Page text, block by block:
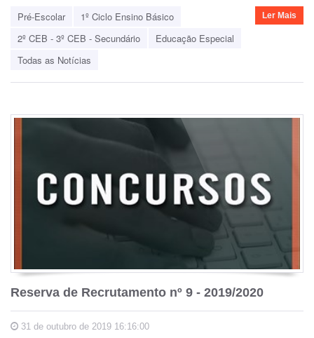
Pré-Escolar
1º Ciclo Ensino Básico
2º CEB - 3º CEB - Secundário
Educação Especial
Todas as Notícias
Ler Mais
Reserva de Recrutamento nº 9 - 2019/2020
31 de outubro de 2019 16:16:00